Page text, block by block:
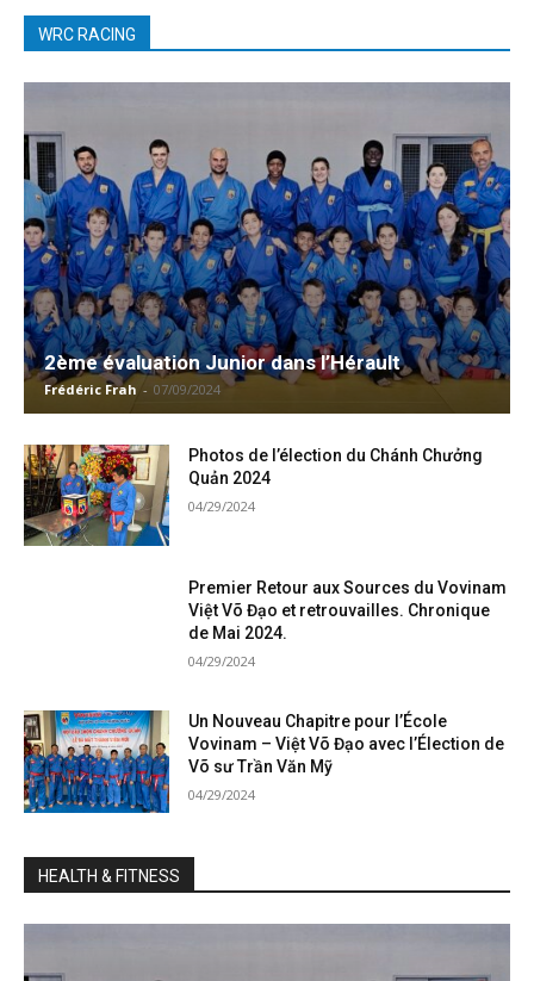
WRC RACING
2ème évaluation Junior dans l’Hérault
Frédéric Frah - 07/09/2024
Photos de l’élection du Chánh Chưởng
Quản 2024
04/29/2024
Premier Retour aux Sources du Vovinam
Việt Võ Đạo et retrouvailles. Chronique
de Mai 2024.
04/29/2024
Un Nouveau Chapitre pour l’École
Vovinam – Việt Võ Đạo avec l’Élection de
Võ sư Trần Văn Mỹ
04/29/2024
HEALTH & FITNESS